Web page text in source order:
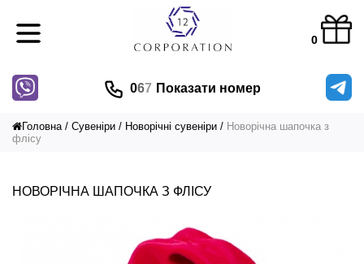
0
067 Показати номер
Головна Сувеніри Новорічні сувеніри
Новорічна шапочка з
флісу
НОВОРІЧНА ШАПОЧКА З ФЛІСУ